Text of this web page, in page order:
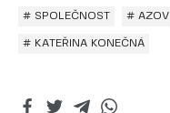
# SPOLEČNOST # AZOV
# KATEŘINA KONEČNÁ